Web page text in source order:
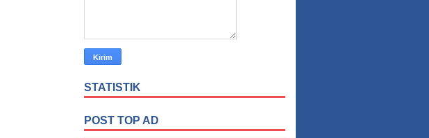
STATISTIK
POST TOP AD